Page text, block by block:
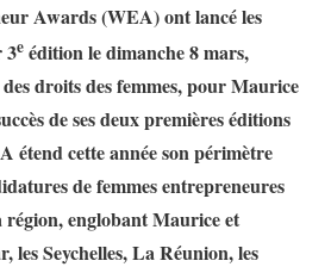
Awards (WEA) ont lancé les
3e édition le dimanche 8 mars,
droits des femmes, pour Maurice
de ses deux premières éditions
étend cette année son périmètre
de femmes entrepreneures
région, englobant Maurice et
les Seychelles, La Réunion, les